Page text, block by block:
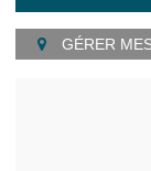
GÉRER